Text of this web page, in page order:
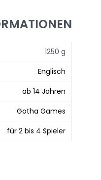
1250 g
Englisch
ab 14 Jahren
Gotha Games
für 2 bis 4 Spieler